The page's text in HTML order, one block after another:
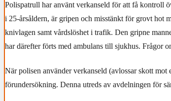
Polispatrull har använt verkanseld för att få kontroll
i 25-årsåldern, är gripen och misstänkt för grovt hot
knivlagen samt vårdslöshet i trafik. Den gripne
har därefter förts med ambulans till sjukhus. Frågor
När polisen använder verkanseld (avlossar skott mot
förundersökning. Denna utreds av avdelningen för